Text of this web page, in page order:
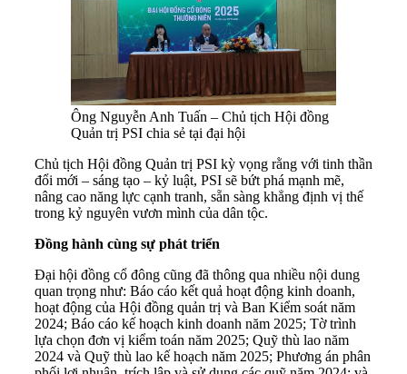
Ông Nguyễn Anh Tuấn – Chủ tịch Hội đồng
Quản trị PSI chia sẻ tại đại hội
Chủ tịch Hội đồng Quản trị PSI kỳ vọng rằng với tinh thần
đổi mới – sáng tạo – kỷ luật, PSI sẽ bứt phá mạnh mẽ,
nâng cao năng lực cạnh tranh, sẵn sàng khẳng định vị thế
trong kỷ nguyên vươn mình của dân tộc.
Đồng hành cùng sự phát triển
Đại hội đồng cổ đông cũng đã thông qua nhiều nội dung
quan trọng như: Báo cáo kết quả hoạt động kinh doanh,
hoạt động của Hội đồng quản trị và Ban Kiểm soát năm
2024; Báo cáo kế hoạch kinh doanh năm 2025; Tờ trình
lựa chọn đơn vị kiểm toán năm 2025; Quỹ thù lao năm
2024 và Quỹ thù lao kế hoạch năm 2025; Phương án phân